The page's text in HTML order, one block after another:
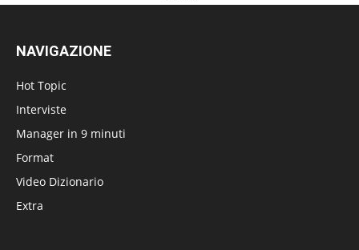
NAVIGAZIONE
Hot Topic
Interviste
Manager in 9 minuti
Format
Video Dizionario
Extra